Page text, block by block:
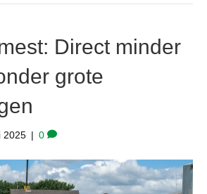
Direct minder
grote
2025 | 0